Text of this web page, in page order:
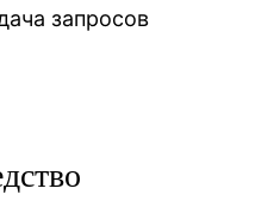
запросов